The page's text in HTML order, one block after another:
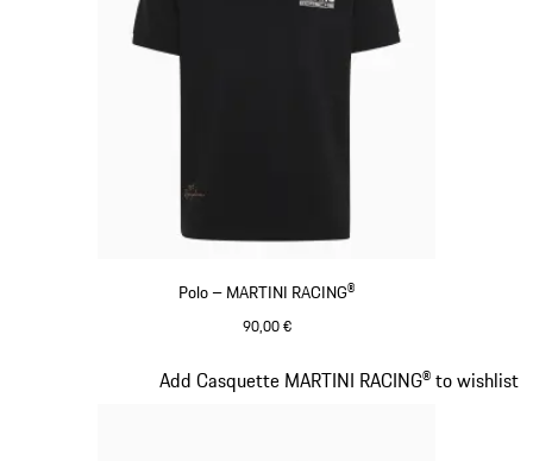
Polo – MARTINI RACING®
90,00 €
Add Casquette MARTINI RACING® to wishlist
Diapositive 2 sur 20